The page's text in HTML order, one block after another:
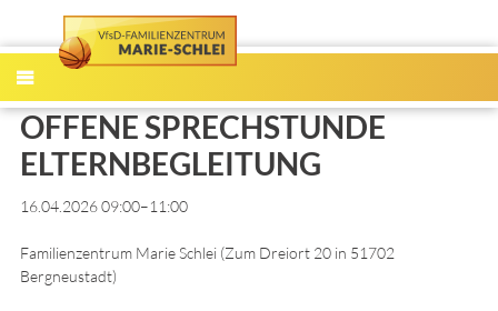
MENÜ
OFFENE SPRECHSTUNDE
ELTERNBEGLEITUNG
16.04.2026 09:00–11:00
Familienzentrum Marie Schlei(Zum Dreiort 20 in 51702
Bergneustadt)